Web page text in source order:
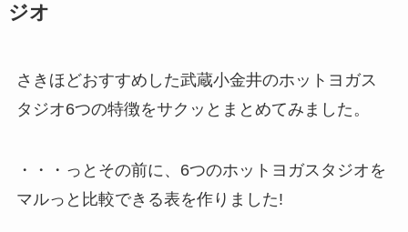
ジオ
さきほどおすすめした武蔵小金井のホットヨガス
タジオ6つの特徴をサクッとまとめてみました。
・・・っとその前に、6つのホットヨガスタジオを
マルっと比較できる表を作りました!